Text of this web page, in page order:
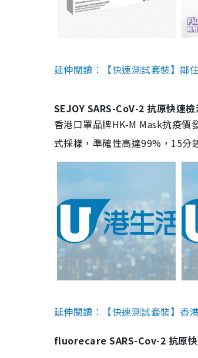
延伸閱讀：【快速測試套裝】鄰
SEJOY SARS-CoV-2 抗原快速檢
香港口罩品牌HK-M Mask抗疫
式採樣，準確性高達99%，15分
延伸閱讀：【快速測試套裝】香
fluorecare SARS-Cov-2 抗原快